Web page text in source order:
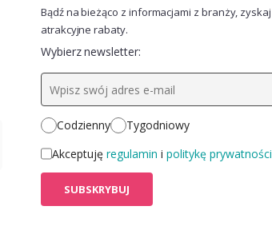
Bądź na bieżąco z informacjami z branży, zyskaj
atrakcyjne rabaty.
Wybierz newsletter:
Codzienny
Tygodniowy
Akceptuję regulamin i politykę prywatności